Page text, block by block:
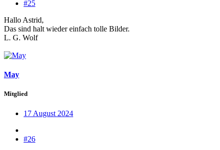
#25
Hallo Astrid,
Das sind halt wieder einfach tolle Bilder.
L. G. Wolf
May
Mitglied
17 August 2024
#26